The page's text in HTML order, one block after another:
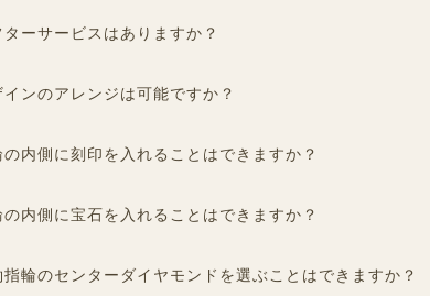
ターサービスはありますか？
ンのアレンジは可能ですか？
の内側に刻印を入れることはできますか？
の内側に宝石を入れることはできますか？
指輪のセンターダイヤモンドを選ぶことはできますか？